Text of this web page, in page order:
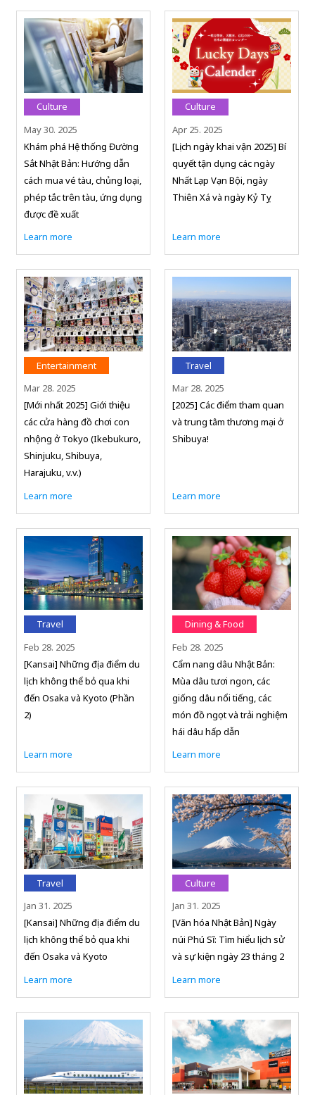
Culture
May 30. 2025
Khám phá Hệ thống Đường
Sắt Nhật Bản: Hướng dẫn
cách mua vé tàu, chủng loại,
phép tắc trên tàu, ứng dụng
được đề xuất
Learn more
Culture
Apr 25. 2025
[Lịch ngày khai vận 2025] Bí
quyết tận dụng các ngày
Nhất Lạp Vạn Bội, ngày
Thiên Xá và ngày Kỷ Tỵ
Learn more
Entertainment
Mar 28. 2025
[Mới nhất 2025] Giới thiệu
các cửa hàng đồ chơi con
nhộng ở Tokyo (Ikebukuro,
Shinjuku, Shibuya,
Harajuku, v.v.)
Learn more
Travel
Mar 28. 2025
[2025] Các điểm tham quan
và trung tâm thương mại ở
Shibuya!
Learn more
Travel
Feb 28. 2025
[Kansai] Những địa điểm du
lịch không thể bỏ qua khi
đến Osaka và Kyoto (Phần
2)
Learn more
Dining & Food
Feb 28. 2025
Cẩm nang dâu Nhật Bản:
Mùa dâu tươi ngon, các
giống dâu nổi tiếng, các
món đồ ngọt và trải nghiệm
hái dâu hấp dẫn
Learn more
Travel
Jan 31. 2025
[Kansai] Những địa điểm du
lịch không thể bỏ qua khi
đến Osaka và Kyoto
Learn more
Culture
Jan 31. 2025
[Văn hóa Nhật Bản] Ngày
núi Phú Sĩ: Tìm hiểu lịch sử
và sự kiện ngày 23 tháng 2
Learn more